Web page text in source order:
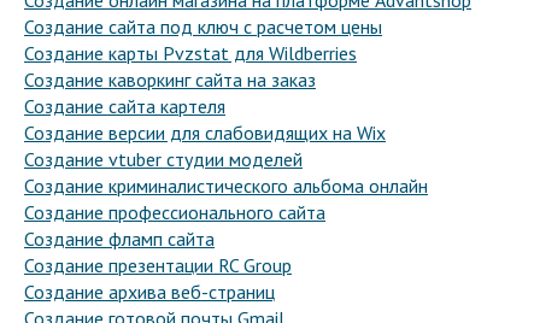
Создание сайта под ключ с расчетом цены
Создание карты Pvzstat для Wildberries
Создание каворкинг сайта на заказ
Создание сайта картеля
Создание версии для слабовидящих на Wix
Создание vtuber студии моделей
Создание криминалистического альбома онлайн
Создание профессионального сайта
Создание фламп сайта
Создание презентации RC Group
Создание архива веб-страниц